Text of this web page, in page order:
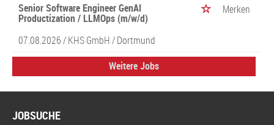
Senior Software Engineer GenAI
Productization / LLMOps (m/w/d)
Merken
07.08.2026 /KHS GmbH/ Dortmund
Weitere Jobs
JOBSUCHE